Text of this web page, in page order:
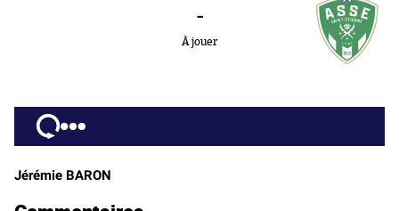
-
À jouer
Jérémie BARON